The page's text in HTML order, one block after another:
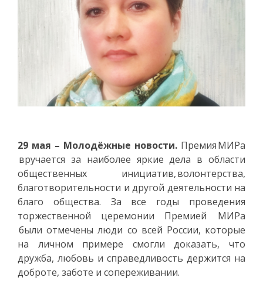
29 мая – Молодёжные новости. Премия МИРа
вручается за наиболее яркие дела в области
общественных инициатив, волонтерства,
благотворительности и другой деятельности на
благо общества. За все годы проведения
торжественной церемонии Премией МИРа
были отмечены люди со всей России, которые
на личном примере смогли доказать, что
дружба, любовь и справедливость держится на
доброте, заботе и сопереживании.